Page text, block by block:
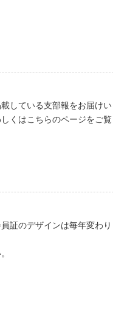
している支部報をお届けい
くはこちらのページをご覧
証のデザインは毎年変わり